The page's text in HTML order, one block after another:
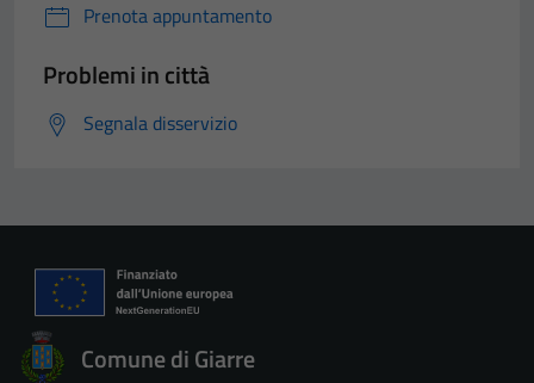
Prenota appuntamento
Problemi in città
Segnala disservizio
Comune di Giarre